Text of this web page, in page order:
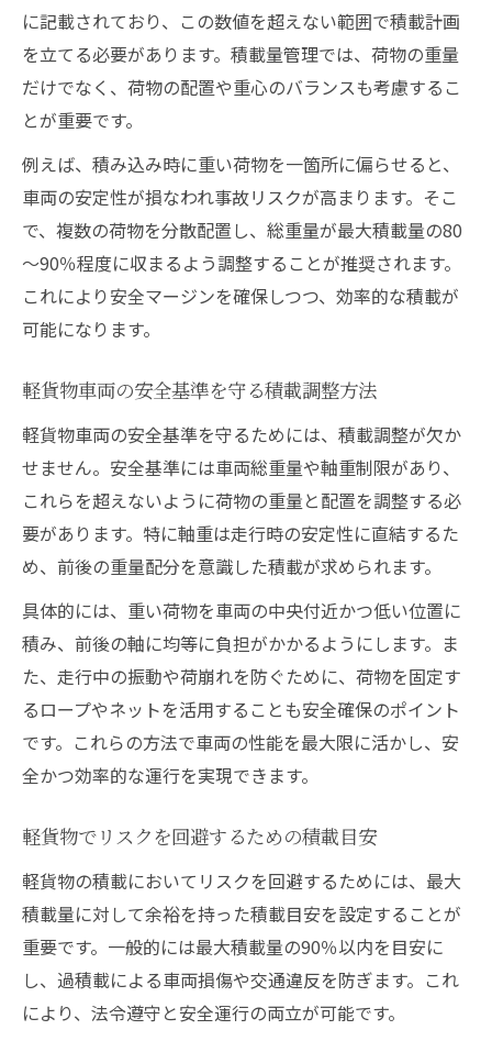
に記載されており、この数値を超えない範囲で積載計画
を立てる必要があります。積載量管理では、荷物の重量
だけでなく、荷物の配置や重心のバランスも考慮するこ
とが重要です。
例えば、積み込み時に重い荷物を一箇所に偏らせると、
車両の安定性が損なわれ事故リスクが高まります。そこ
で、複数の荷物を分散配置し、総重量が最大積載量の80
～90％程度に収まるよう調整することが推奨されます。
これにより安全マージンを確保しつつ、効率的な積載が
可能になります。
軽貨物車両の安全基準を守る積載調整方法
軽貨物車両の安全基準を守るためには、積載調整が欠か
せません。安全基準には車両総重量や軸重制限があり、
これらを超えないように荷物の重量と配置を調整する必
要があります。特に軸重は走行時の安定性に直結するた
め、前後の重量配分を意識した積載が求められます。
具体的には、重い荷物を車両の中央付近かつ低い位置に
積み、前後の軸に均等に負担がかかるようにします。ま
た、走行中の振動や荷崩れを防ぐために、荷物を固定す
るロープやネットを活用することも安全確保のポイント
です。これらの方法で車両の性能を最大限に活かし、安
全かつ効率的な運行を実現できます。
軽貨物でリスクを回避するための積載目安
軽貨物の積載においてリスクを回避するためには、最大
積載量に対して余裕を持った積載目安を設定することが
重要です。一般的には最大積載量の90％以内を目安に
し、過積載による車両損傷や交通違反を防ぎます。これ
により、法令遵守と安全運行の両立が可能です。